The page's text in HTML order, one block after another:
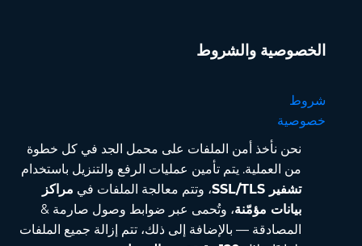
الخصوصية والشروط
شروط
خصوصية
نحن نأخذ أمن الملفات على محمل الجد في كل خطوة
من العملية. يتم تأمين عمليات الرفع والتنزيل باستخدام
تشفير SSL/TLS
، وتتم معالجة الملفات في مراكز
بيانات مؤمّنة، وتُحمى عبر ضوابط وصول صارمة &
المصادقة — بالإضافة إلى ذلك، تتم إزالة جميع الملفات